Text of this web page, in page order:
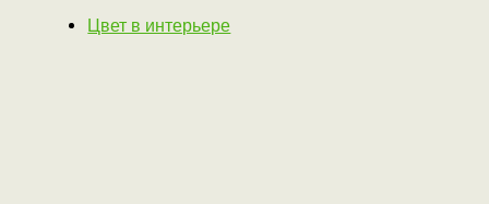
Цвет в интерьере